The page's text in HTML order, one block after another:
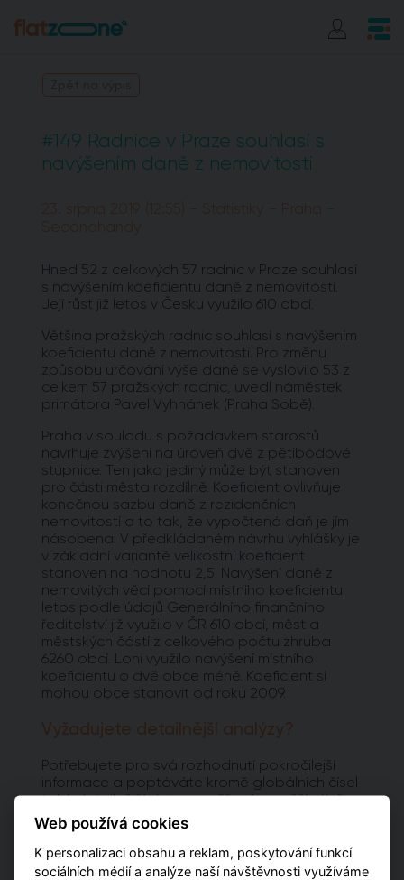
#149 Radnice v Praze souhlasí s
navýšením daně z nemovitosti
23. srpna 2019 (12:55) - Statistiky - Praha -
Secondhandy
Hned 52 z celkových 57 radnic v Praze souhlasí
s navýšením koeficientu daně z nemovitosti.
Její růst již letos v Česku využilo 610 obcí.
Většina pražských radnic souhlasí s navýšením
koeficientu daně z nemovitosti. Pro změnu
způsobu určování výše daně se vyslovilo 53 z
celkem 57 pražských radnic, uvedl náměstek
primátora Pavel Vyhnánek (Praha Sobě).
Praha v souladu s požadavkem starostů
navrhuje zvýšení na úroveň dvě z pětibodové
stupnice. Ten jako jediný může být stanoven
pro části města rozdílně. Koeficient ovlivňuje
konečnou sazbu daně z rezidenčních
nemovitostí a to tak, že vypočtená daň je jím
násobena. V předkládaném návrhu vyhlášky je
v základní variantě velikostní koeficient
stanoven na hodnotu 2,5. Navýšení daně z
nemovitých věcí pomocí místního koeficientu
letos podle údajů Generálního finančního
ředitelství již využilo v ČR 610 obcí, měst a
městských částí z celkového počtu zhruba
6260 obcí. Loni využilo navýšení místního
koeficientu o dvě obce méně. Koeficient si
mohou obce stanovit od roku 2009.
Vyžadujete detailnější analýzy?
Potřebujete pro svá rozhodnutí pokročilejší
informace a poptáváte kromě globálních čísel
také detailnější data zaměřená na užší výběr
pražských lokalit? Vyzkoušejte naší aplikaci
Analýzy trhu, kde máte příležitost zakoupit
jednu z detailních analýz vypracovaných pro
jednotlivé městské obvody.
Web používá cookies
K personalizaci obsahu a reklam, poskytování funkcí
sociálních médií a analýze naší návštěvnosti využíváme